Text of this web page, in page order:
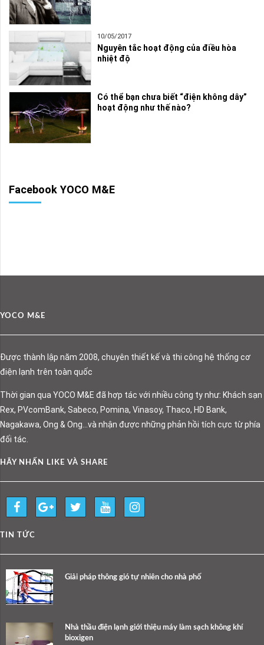
10/05/2017
Nguyên tắc hoạt động của điều hòa
nhiệt độ
Có thể bạn chưa biết “điện không dây”
hoạt động như thế nào?
Facebook YOCO M&E
YOCO M&E
Được thành lập năm 2008, chuyên thiết kế và thi công hệ thống cơ
điện lạnh trên toàn quốc
Thời gian qua YOCO M&E đã hợp tác với nhiều công ty như: Khách sạn
Rex, PVcomBank, Sabeco, Pomina, Vinasoy, Thaco, HD Bank,
Nagakawa, Ong & Ong…và nhận được những phản hồi tích cực từ phía
đối tác.
HÃY NHẤN LIKE VÀ SHARE
TIN TỨC
Giải pháp thông gió tự nhiên cho nhà phố
Nhà thầu điện lạnh giới thiệu máy làm sạch không khí
bioxigen